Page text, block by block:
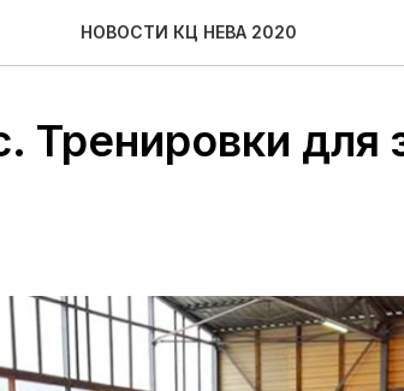
НОВОСТИ КЦ НЕВА 2020
Тренировки для